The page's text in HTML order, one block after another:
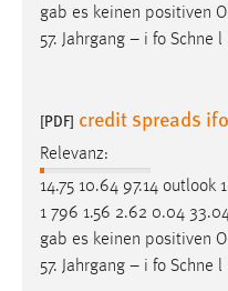
gab es keinen positiven
57. Jahrgang – i fo Schne l
[PDF] credit spreads
Relevanz:
14.75 10.64 97.14
1 796 1.56 2.62 0.04
gab es keinen positiven
57. Jahrgang – i fo Schne l